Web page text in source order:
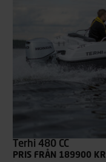
Terhi 480 CC
PRIS FRÅN 189900 KR